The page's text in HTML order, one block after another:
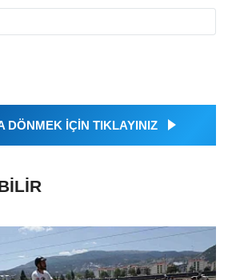
DÖNMEK İÇİN TIKLAYINIZ